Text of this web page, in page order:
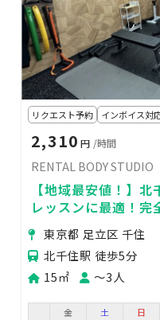
リクエスト予約 インボイス対
2,310 円 /時間
RENTAL BODY STUDIO
【地域最安値！】
レッスンに最適！完
ルジム
東京都 足立区 千住
北千住駅 徒歩5分
15㎡
〜3人
金
土
日